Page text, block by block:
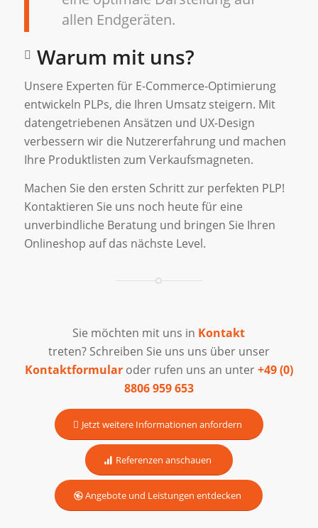
allen Endgeräten.
Warum mit uns?
Unsere Experten für E-Commerce-Optimierung
entwickeln PLPs, die Ihren Umsatz steigern. Mit
datengetriebenen Ansätzen und UX-Design
verbessern wir die Nutzererfahrung und machen
Ihre Produktlisten zum Verkaufsmagneten.
Machen Sie den ersten Schritt zur perfekten PLP!
Kontaktieren Sie uns noch heute für eine
unverbindliche Beratung und bringen Sie Ihren
Onlineshop auf das nächste Level.
Sie möchten mit uns in Kontakt
treten? Schreiben Sie uns uns über unser
Kontaktformular oder rufen uns an unter+49 (0)
8806 959 653
Jetzt weitere Informationen anfordern
Referenzen anschauen
Angebote und Leistungen entdecken